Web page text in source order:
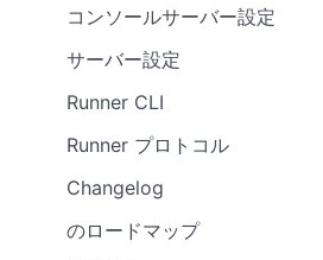
コンソールサーバー設定
サーバー設定
Runner CLI
Runner プロトコル
Changelog
のロードマップ